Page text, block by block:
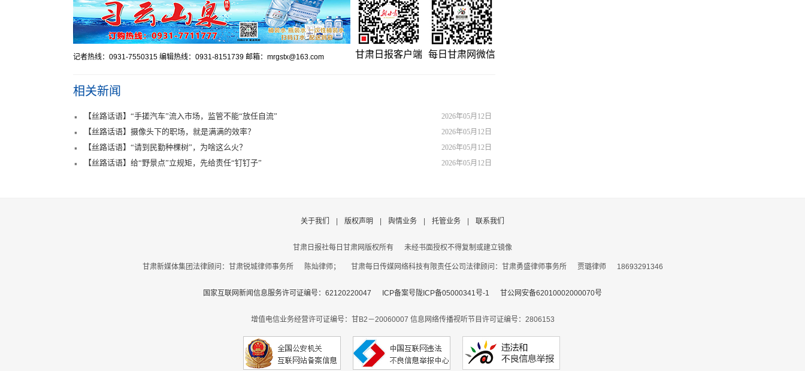
记者热线：0931-7550315 编辑热线：0931-8151739 邮箱：mrgstx@163.com 甘肃日报客户端 每日甘肃网微信
相关新闻
2026年05月12日
【丝路话语】“手搓汽车”流入市场，监管不能“放任自流”
2026年05月12日
【丝路话语】摄像头下的职场，就是满满的效率？
2026年05月12日
【丝路话语】“请到民勤种棵树”，为啥这么火？
2026年05月12日
【丝路话语】给“野景点”立规矩，先给责任“钉钉子”
关于我们 版权声明 舆情业务 托管业务 联系我们
甘肃日报社每日甘肃网版权所有 未经书面授权不得复制或建立镜像
甘肃新媒体集团法律顾问：甘肃锐城律师事务所 陈灿律师； 甘肃每日传媒网络科技有限责任公司法律顾问：甘肃勇盛律师事务所 贾璐律师 18693291346
国家互联网新闻信息服务许可证编号：62120220047 ICP备案号陇ICP备05000341号-1 甘公网安备62010002000070号
增值电信业务经营许可证编号：甘B2－20060007 信息网络传播视听节目许可证编号：2806153